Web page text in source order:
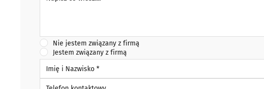
Nie jestem związany z firmą
Jestem związany z firmą